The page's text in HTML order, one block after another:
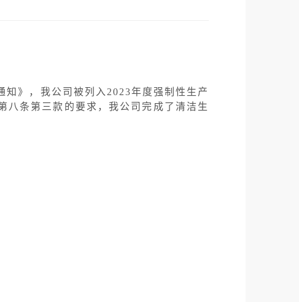
知》，我公司被列入 2023年度强制性生产
条第三款的要求，我公司完成了清洁生